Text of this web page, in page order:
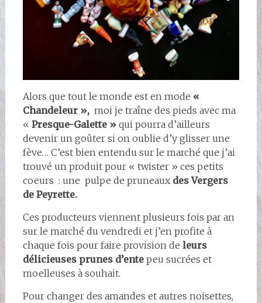
Alors que tout le monde est en mode «
Chandeleur », moi je traîne des pieds avec ma
« Presque-Galette »qui pourra d’ailleurs
devenir un goûter si on oublie d’y glisser une
fève… C’est bien entendu sur le marché que j’ai
trouvé un produit pour « twister » ces petits
coeurs : une pulpe de pruneauxdes Vergers
de Peyrette.
Ces producteurs viennent plusieurs fois par an
sur le marché du vendredi et j’en profite à
chaque fois pour faire provision de leurs
délicieuses prunes d’entepeu sucrées et
moelleuses à souhait.
Pour changer des amandes et autres noisettes,